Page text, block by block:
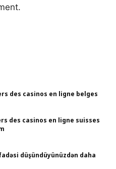
des casinos en ligne belges
des casinos en ligne suisses
düşündüyünüzdən daha